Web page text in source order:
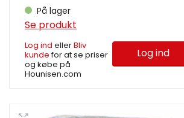
På lager
Se produkt
Log ind ellerBliv
kundefor at se priser
og købe på
Hounisen.com
Log ind